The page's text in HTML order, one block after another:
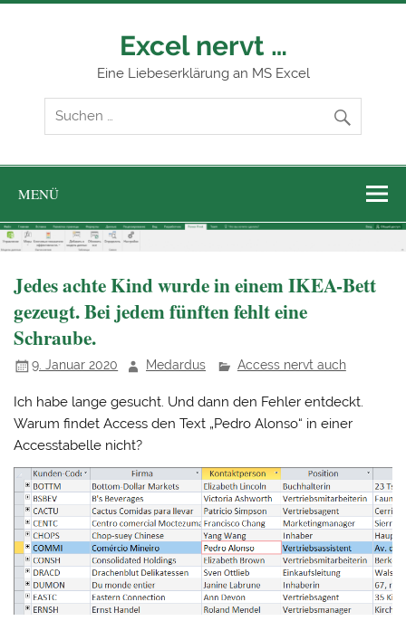
Zum
Excel nervt …
Eine Liebeserklärung an MS Excel
MENÜ
Jedes achte Kind wurde in einem IKEA-Bett
gezeugt. Bei jedem fünften fehlt eine
Schraube.
9. Januar 2020 Medardus Access nervt auch
Ich habe lange gesucht. Und dann den Fehler entdeckt.
Warum findet Access den Text „Pedro Alonso“ in einer
Accesstabelle nicht?